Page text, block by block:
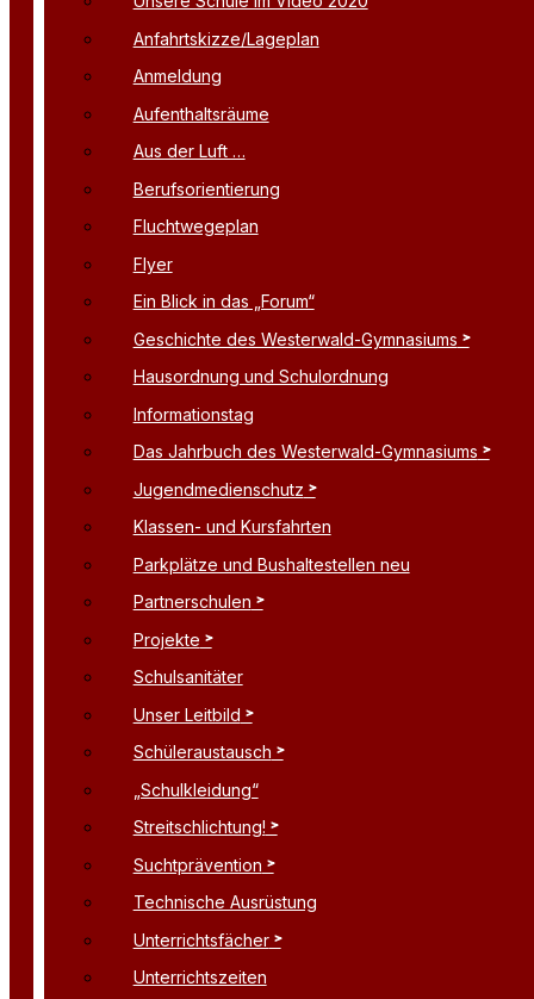
Anfahrtskizze/Lageplan
Anmeldung
Aufenthaltsräume
Aus der Luft …
Berufsorientierung
Fluchtwegeplan
Flyer
Ein Blick in das „Forum“
Geschichte des Westerwald-Gymnasiums
Hausordnung und Schulordnung
Informationstag
Das Jahrbuch des Westerwald-Gymnasiums
Jugendmedienschutz
Klassen- und Kursfahrten
Parkplätze und Bushaltestellen neu
Partnerschulen
Projekte
Schulsanitäter
Unser Leitbild
Schüleraustausch
„Schulkleidung“
Streitschlichtung!
Suchtprävention
Technische Ausrüstung
Unterrichtsfächer
Unterrichtszeiten